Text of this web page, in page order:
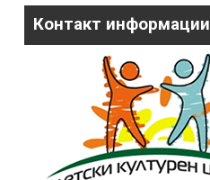
Контакт информации